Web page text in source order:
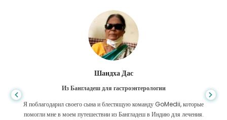
Шандха Дас
Из Бангладеш для гастроэнтерологии
Я поблагодарил своего сына и блестящую команду GoMedii, которые
помогли мне в моем путешествии из Бангладеш в Индию для лечения.